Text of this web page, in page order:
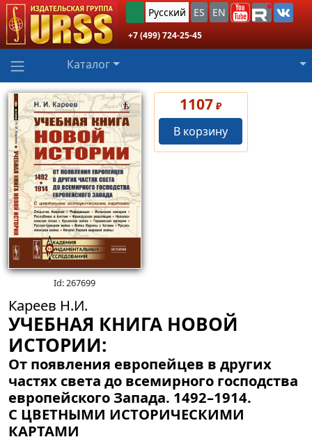
Русский ES EN
+7 (499) 724-25-45
Каталог
Id: 267699
1107 ₽
В корзину
Кареев Н.И.
УЧЕБНАЯ КНИГА НОВОЙ
ИСТОРИИ:
От появления европейцев в других
частях света до всемирного господства
европейского Запада. 1492–1914.
С ЦВЕТНЫМИ ИСТОРИЧЕСКИМИ
КАРТАМИ